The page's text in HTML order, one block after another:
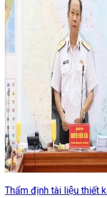
Thẩm định tài liệu thiết